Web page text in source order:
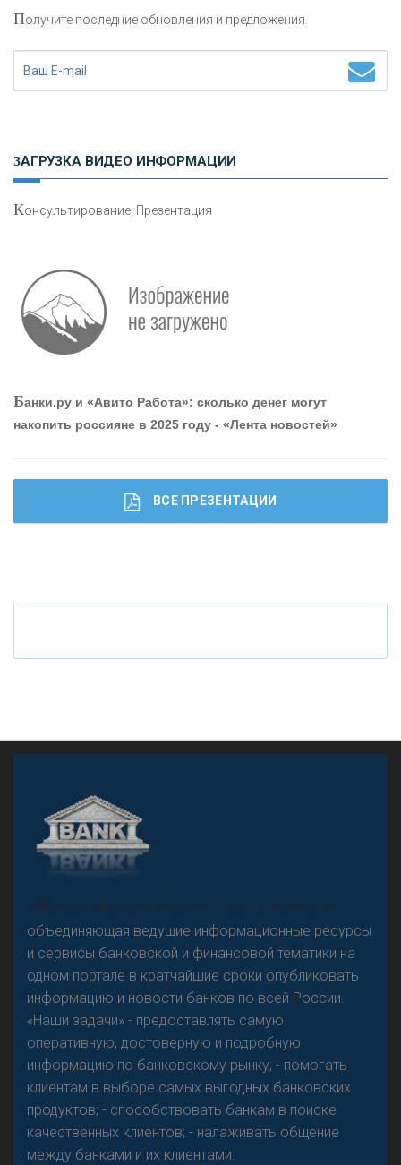
Работа мечты. Что банки делают для того, чтобы
привлечь и удержать персонал - «Интервью»
Что будет с наличными деньгами при цифровом
Получите последние обновления и предложения.
ЗАГРУЗКА ВИДЕО ИНФОРМАЦИИ
Консультирование, Презентация
Банки.ру и «Авито Работа»: сколько денег могут
накопить россияне в 2025 году - «Лента новостей»
ВСЕ ПРЕЗЕНТАЦИИ
«Н
овости Банков России» – группа компаний,
объединяющая ведущие информационные ресурсы
и сервисы банковской и финансовой тематики на
одном портале в кратчайшие сроки опубликовать
информацию и новости банков по всей России.
«Наши задачи» - предоставлять самую
оперативную, достоверную и подробную
информацию по банковскому рынку; - помогать
клиентам в выборе самых выгодных банковских
продуктов; - способствовать банкам в поиске
качественных клиентов; - налаживать общение
между банками и их клиентами.